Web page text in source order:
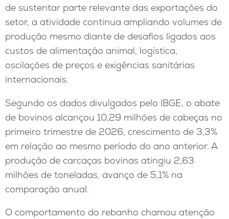
de sustentar parte relevante das exportações do
setor, a atividade continua ampliando volumes de
produção mesmo diante de desafios ligados aos
custos de alimentação animal, logística,
oscilações de preços e exigências sanitárias
internacionais.
Segundo os dados divulgados pelo IBGE, o abate
de bovinos alcançou 10,29 milhões de cabeças no
primeiro trimestre de 2026, crescimento de 3,3%
em relação ao mesmo período do ano anterior. A
produção de carcaças bovinas atingiu 2,63
milhões de toneladas, avanço de 5,1% na
comparação anual.
O comportamento do rebanho chamou atenção